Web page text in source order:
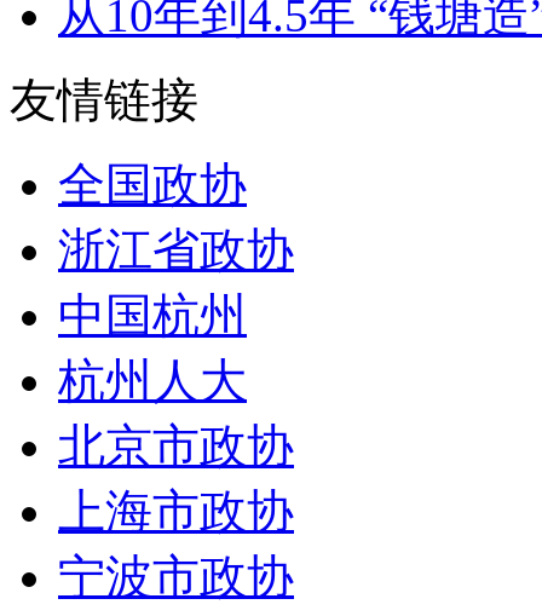
从10年到4.5年 “钱塘
友情链接
全国政协
浙江省政协
中国杭州
杭州人大
北京市政协
上海市政协
宁波市政协